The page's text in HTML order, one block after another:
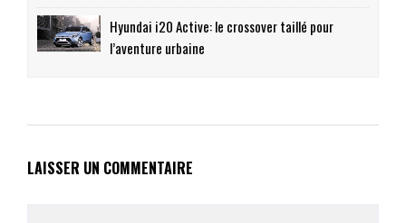
Hyundai i20 Active: le crossover taillé pour
l’aventure urbaine
LAISSER UN COMMENTAIRE